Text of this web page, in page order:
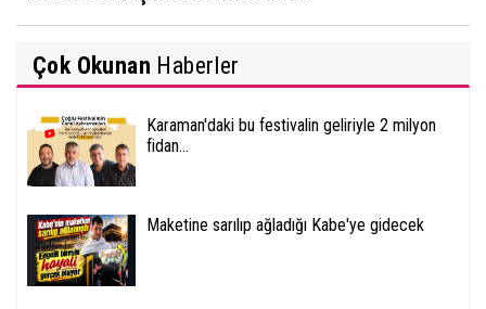
Çok Okunan Haberler
Karaman'daki bu festivalin geliriyle 2 milyon
fidan...
Maketine sarılıp ağladığı Kabe'ye gidecek